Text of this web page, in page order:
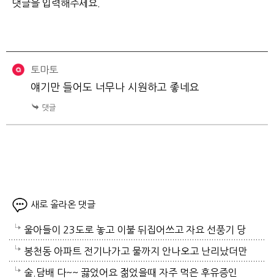
토마토
얘기만 들어도 너무나 시원하고 좋네요
새로 올라온 댓글
울아들이 23도로 놓고 이불 뒤집어쓰고 자요 선풍기 당
연 틀어져있고 에휴
봉천동 아파트 전기나가고 물까지 안나오고 난리났더만
요. 어제 뉴스나오데요.진짜지 이젠 여름이 살기 더 힘
술.담배 다~~ 끓었어요 젊었을때 자주 먹은 후유증인